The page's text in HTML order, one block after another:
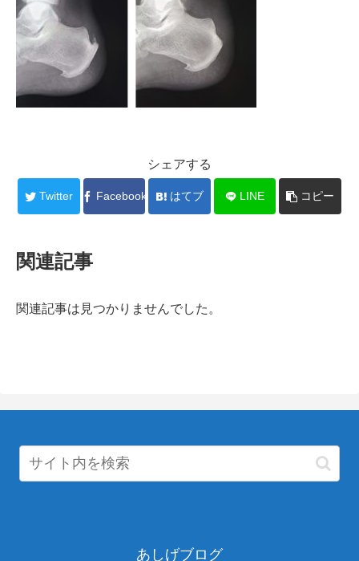
シェアする
Twitter Facebook はてブ LINE コピー
関連記事
関連記事は見つかりませんでした。
あしげブログ